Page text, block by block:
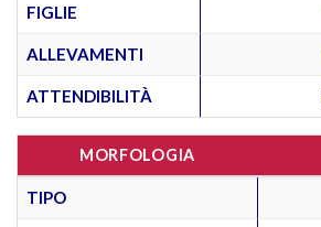
FIGLIE
ALLEVAMENTI
ATTENDIBILITÀ
MORFOLOGIA
TIPO